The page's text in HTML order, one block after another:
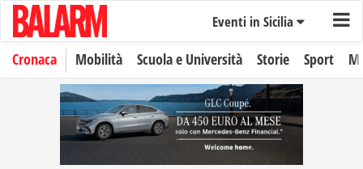
Eventi in Sicilia
Cronaca Mobilità Scuola e Università Storie Sport